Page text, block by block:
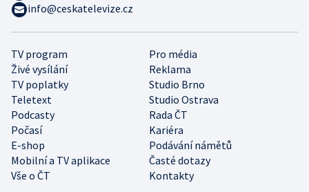
TV program
Pro média
Živé vysílání
Reklama
TV poplatky
Studio Brno
Teletext
Studio Ostrava
Podcasty
Rada ČT
Počasí
Kariéra
E-shop
Podávání námětů
Mobilní a TV aplikace
Časté dotazy
Vše o ČT
Kontakty
info@ceskatelevize.cz